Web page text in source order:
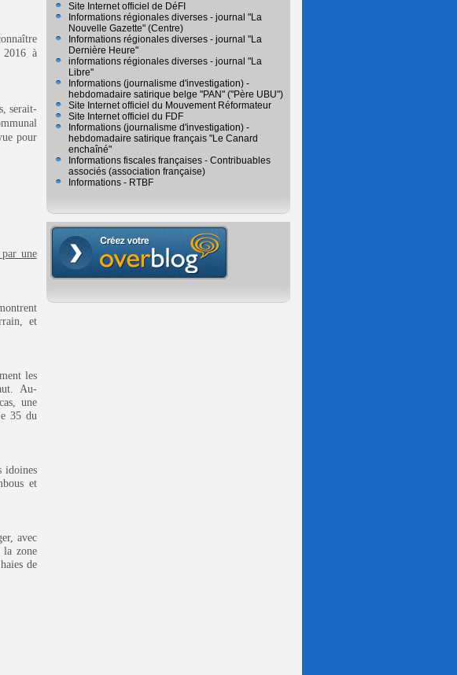
à
serait-
pour
une
et
les
Au-
une
35 du
idoines
et
avec
la zone
de
Site Internet officiel de DéFI
Informations régionales diverses - journal "La
Nouvelle Gazette" (Centre)
Informations régionales diverses - journal "La
Dernière Heure"
informations régionales diverses - journal "La
Libre"
Informations (journalisme d'investigation) -
hebdomadaire satirique belge "PAN" ("Père UBU")
Site Internet officiel du Mouvement Réformateur
Site Internet officiel du FDF
Informations (journalisme d'investigation) -
hebdomadaire satirique français "Le Canard
enchaîné"
Informations fiscales françaises - Contribuables
associés (association française)
Informations - RTBF